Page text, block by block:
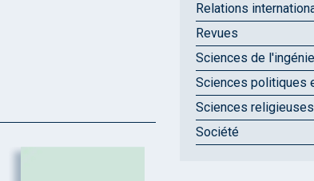
Relations
Revues
Sciences de
Sciences politiques
Sciences religieuses
Société